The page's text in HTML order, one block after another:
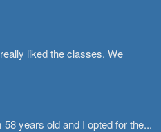
liked the classes. We
58 years old and I opted for the...